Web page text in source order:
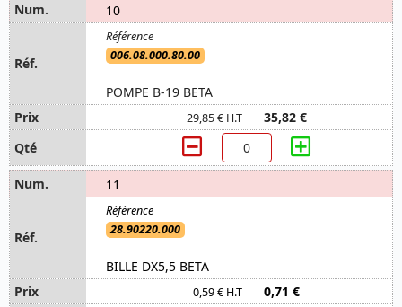
10
006.08.000.80.00
POMPE B-19 BETA
29,85 € H.T 35,82 €
11
28.90220.000
BILLE DX5,5 BETA
0,59 € H.T 0,71 €